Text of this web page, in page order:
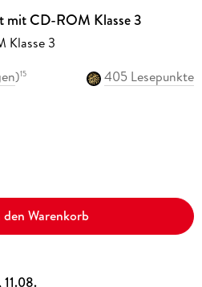
mit CD-ROM Klasse 3
Klasse 3
)15
405 Lesepunkte
den Warenkorb